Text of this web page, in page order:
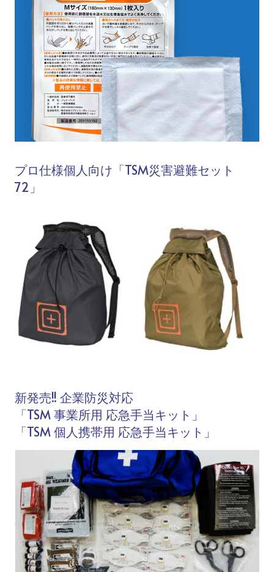
プロ仕様個人向け「TSM災害避難セット
72」
新発売!! 企業防災対応
「TSM 事業所用 応急手当キット」
「TSM 個人携帯用 応急手当キット」